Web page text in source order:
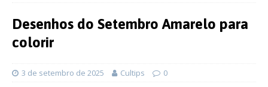
Desenhos do Setembro Amarelo para
colorir
3 de setembro de 2025 Cultips 0